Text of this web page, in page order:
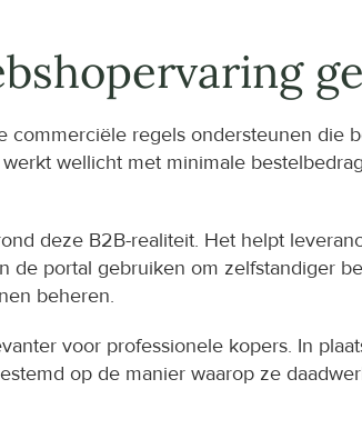
commerciële regels ondersteunen die
wellicht met minimale
deze B2B-realiteit. Het helpt
de portal gebruiken om zelfstandiger
beheren.
voor professionele kopers. In
op de manier waarop ze